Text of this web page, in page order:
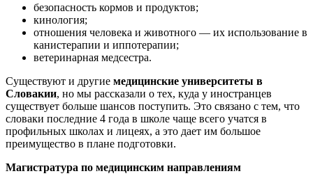
безопасность кормов и продуктов;
кинология;
отношения человека и животного — их использование в
канистерапии и иппотерапии;
ветеринарная медсестра.
Существуют и другие медицинские университеты в
Словакии, но мы рассказали о тех, куда у иностранцев
существует больше шансов поступить. Это связано с тем, что
словаки последние 4 года в школе чаще всего учатся в
профильных школах и лицеях, а это дает им большое
преимущество в плане подготовки.
Магистратура по медицинским направлениям